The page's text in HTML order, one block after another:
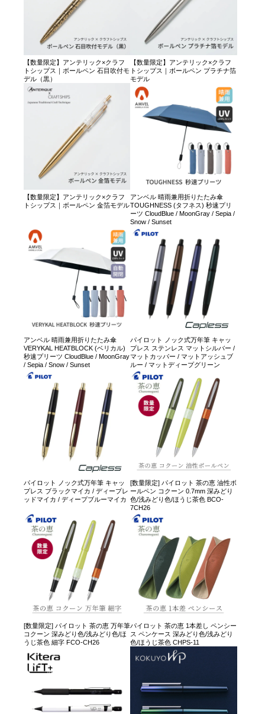
【数量限定】アンテリック×クラフ
トシップス｜ボールペン 石目吹付モ
デル（黒）
【数量限定】アンテリック×クラフ
トシップス｜ボールペン プラチナ箔
モデル
【数量限定】アンテリック×クラフ
トシップス｜ボールペン 金箔モデル
アンベル 晴雨兼用折りたたみ傘
TOUGHNESS (タフネス) 秒速プリ
ーツ CloudBlue / MoonGray / Sepia /
Snow / Sunset
アンベル 晴雨兼用折りたたみ傘
VERYKAL HEATBLOCK (ベリカル)
秒速プリーツ CloudBlue / MoonGray
/ Sepia / Snow / Sunset
パイロット ノック式万年筆 キャッ
プレス ステンレス マットシルバー /
マットカッパー / マットアッシュブ
ルー / マットディープグリーン
パイロット ノック式万年筆 キャッ
プレス ブラックマイカ / ディープレ
ッドマイカ / ディープブルーマイカ
[数量限定] パイロット 茶の恵 油性ボ
ールペン コクーン 0.7mm 深みどり
色/浅みどり色/ほうじ茶色 BCO-
7CH26
[数量限定] パイロット 茶の恵 万年筆
コクーン 深みどり色/浅みどり色/ほ
うじ茶色 細字 FCO-CH26
パイロット 茶の恵 1本差し ペンシー
ス ペンケース 深みどり色/浅みどり
色/ほうじ茶色 CHPS-11